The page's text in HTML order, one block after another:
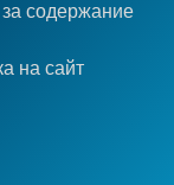
содержание
на сайт